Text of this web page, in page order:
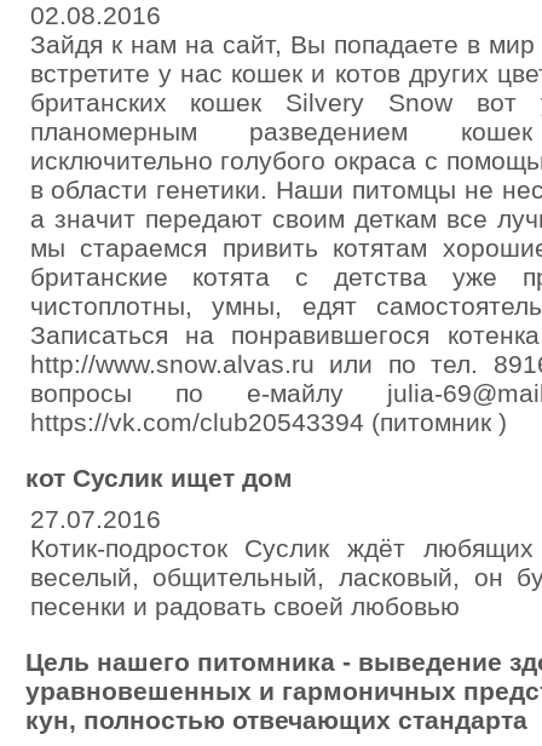
02.08.2016
Зайдя к нам на сайт, Вы попадаете в
встретите у нас кошек и котов других
британских кошек Silvery Snow
планомерным разведением
исключительно голубого окраса с
в области генетики. Наши питомцы не
а значит передают своим деткам все
мы стараемся привить котятам
британские котята с детства уже
чистоплотны, умны, едят
Записаться на понравившегося
http://www.snow.alvas.ru или по тел.
вопросы по е-майлу julia-
https://vk.com/club20543394 (питомник )
кот Суслик ищет дом
27.07.2016
Котик-подросток Суслик ждёт
веселый, общительный, ласковый, он
песенки и радовать своей любовью
Цель нашего питомника - выведение
уравновешенных и гармоничных
кун, полностью отвечающих стандарта